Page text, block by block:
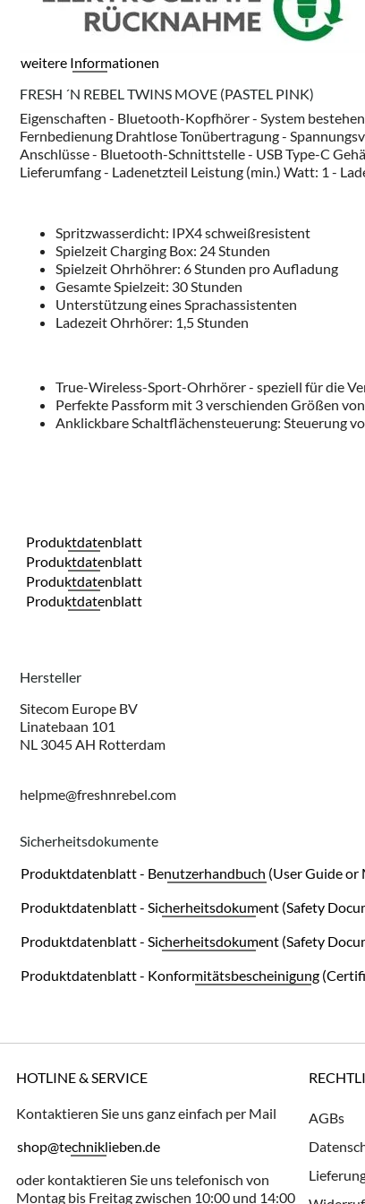
weitere Informationen
FRESH ´N REBEL TWINS MOVE (PASTEL PINK)
Eigenschaften - Bluetooth-Kopfhörer - System
Fernbedienung Drahtlose Tonübertragung -
Anschlüsse - Bluetooth-Schnittstelle - USB Type-C
Lieferumfang - Ladenetzteil Leistung (min.) Watt: 1 -
Spritzwasserdicht: IPX4 schweißresistent
Spielzeit Charging Box: 24 Stunden
Spielzeit Ohrhöhrer: 6 Stunden pro Aufladung
Gesamte Spielzeit: 30 Stunden
Unterstützung eines Sprachassistenten
Ladezeit Ohrhörer: 1,5 Stunden
True-Wireless-Sport-Ohrhörer - speziell für die
Perfekte Passform mit 3 verschienden Größen
Anklickbare Schaltflächensteuerung: Steuerung
Produktdatenblatt
Produktdatenblatt
Produktdatenblatt
Produktdatenblatt
Hersteller
Sitecom Europe BV
Linatebaan 101
NL 3045 AH Rotterdam
helpme@freshnrebel.com
Sicherheitsdokumente
Produktdatenblatt - Benutzerhandbuch (User Guide or
Produktdatenblatt - Sicherheitsdokument (Safety
Produktdatenblatt - Sicherheitsdokument (Safety
Produktdatenblatt - Konformitätsbescheinigung
HOTLINE & SERVICE
Kontaktieren Sie uns ganz einfach per Mail
shop@techniklieben.de
oder kontaktieren Sie uns telefonisch von
Montag bis Freitag zwischen 10:00 und 14:00
AGBs